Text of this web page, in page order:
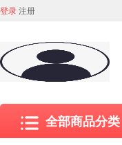
登录注册
全部商品分类